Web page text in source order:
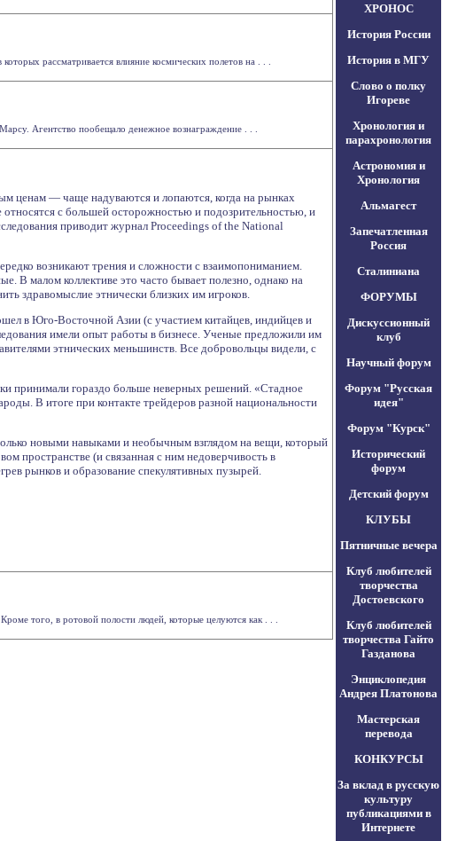
рассматривается влияние космических полетов на . . .
Агентство пообещало денежное вознаграждение . . .
ценам — чаще надуваются и лопаются, когда на рынках
с большей осторожностью и подозрительностью, и
приводит журнал Proceedings of the National
возникают трения и сложности с взаимопониманием.
В малом коллективе это часто бывает полезно, однако на
здравомыслие этнически близких им игроков.
в Юго-Восточной Азии (с участием китайцев, индийцев и
имели опыт работы в бизнесе. Ученые предложили им
этнических меньшинств. Все добровольцы видели, с
принимали гораздо больше неверных решений. «Стадное
В итоге при контакте трейдеров разной национальности
новыми навыками и необычным взглядом на вещи, который
пространстве (и связанная с ним недоверчивость в
рынков и образование спекулятивных пузырей.
того, в ротовой полости людей, которые целуются как . . .
ХРОНОС
История России
История в МГУ
Слово о полку
Игореве
Хронология и
парахронология
Астрономия и
Хронология
Альмагест
Запечатленная
Россия
Сталиниана
ФОРУМЫ
Дискуссионный
клуб
Научный форум
Форум "Русская
идея"
Форум "Курск"
Исторический
форум
Детский форум
КЛУБЫ
Пятничные вечера
Клуб любителей
творчества
Достоевского
Клуб любителей
творчества Гайто
Газданова
Энциклопедия
Андрея Платонова
Мастерская
перевода
КОНКУРСЫ
За вклад в русскую
культуру
публикациями в
Интернете